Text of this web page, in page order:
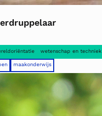
wetenschap en techniek
maakonderwijs